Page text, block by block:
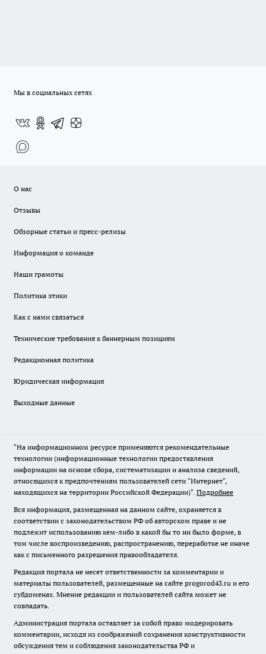
Мы в социальных сетях
О нас
Отзывы
Обзорные статьи и пресс-релизы
Информация о команде
Наши грамоты
Политика этики
Как с нами связаться
Технические требования к баннерным позициям
Редакционная политика
Юридическая информация
Выходные данные
"На информационном ресурсе применяются рекомендательные
технологии (информационные технологии предоставления
информации на основе сбора, систематизации и анализа сведений,
относящихся к предпочтениям пользователей сети "Интернет",
находящихся на территории Российской Федерации)". Подробнее
Вся информация, размещенная на данном сайте, охраняется в
соответствии с законодательством РФ об авторском праве и не
подлежит использованию кем-либо в какой бы то ни было форме, в
том числе воспроизведению, распространению, переработке не иначе
как с письменного разрешения правообладателя.
Редакция портала не несет ответственности за комментарии и
материалы пользователей, размещенные на сайте progorod43.ru и его
субдоменах. Мнение редакции и пользователей сайта может не
совпадать.
Администрация портала оставляет за собой право модерировать
комментарии, исходя из соображений сохранения конструктивности
обсуждения тем и соблюдения законодательства РФ и